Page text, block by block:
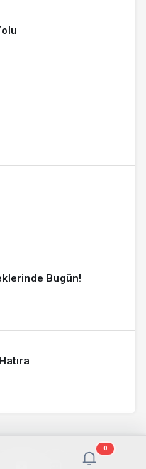
Bugün!
0